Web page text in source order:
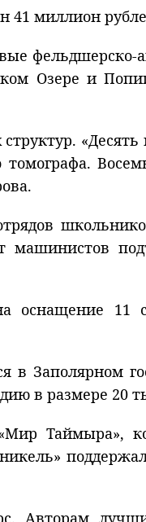
41 миллион
Озере и
машинистов
оснащение 11
Заполярном
в размере 20
Таймыра»,
Авторам